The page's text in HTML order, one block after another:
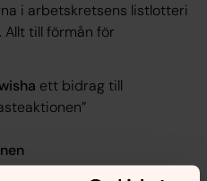
i arbetskretsens listlotteri
till förmån för
ett bidrag till